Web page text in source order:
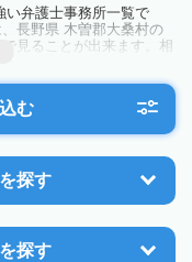
い弁護士事務所一覧で
長野県 木曽郡大桑村の
見ることが出来ます。相
隣の弁護士に相談してみ
む
探す
探す